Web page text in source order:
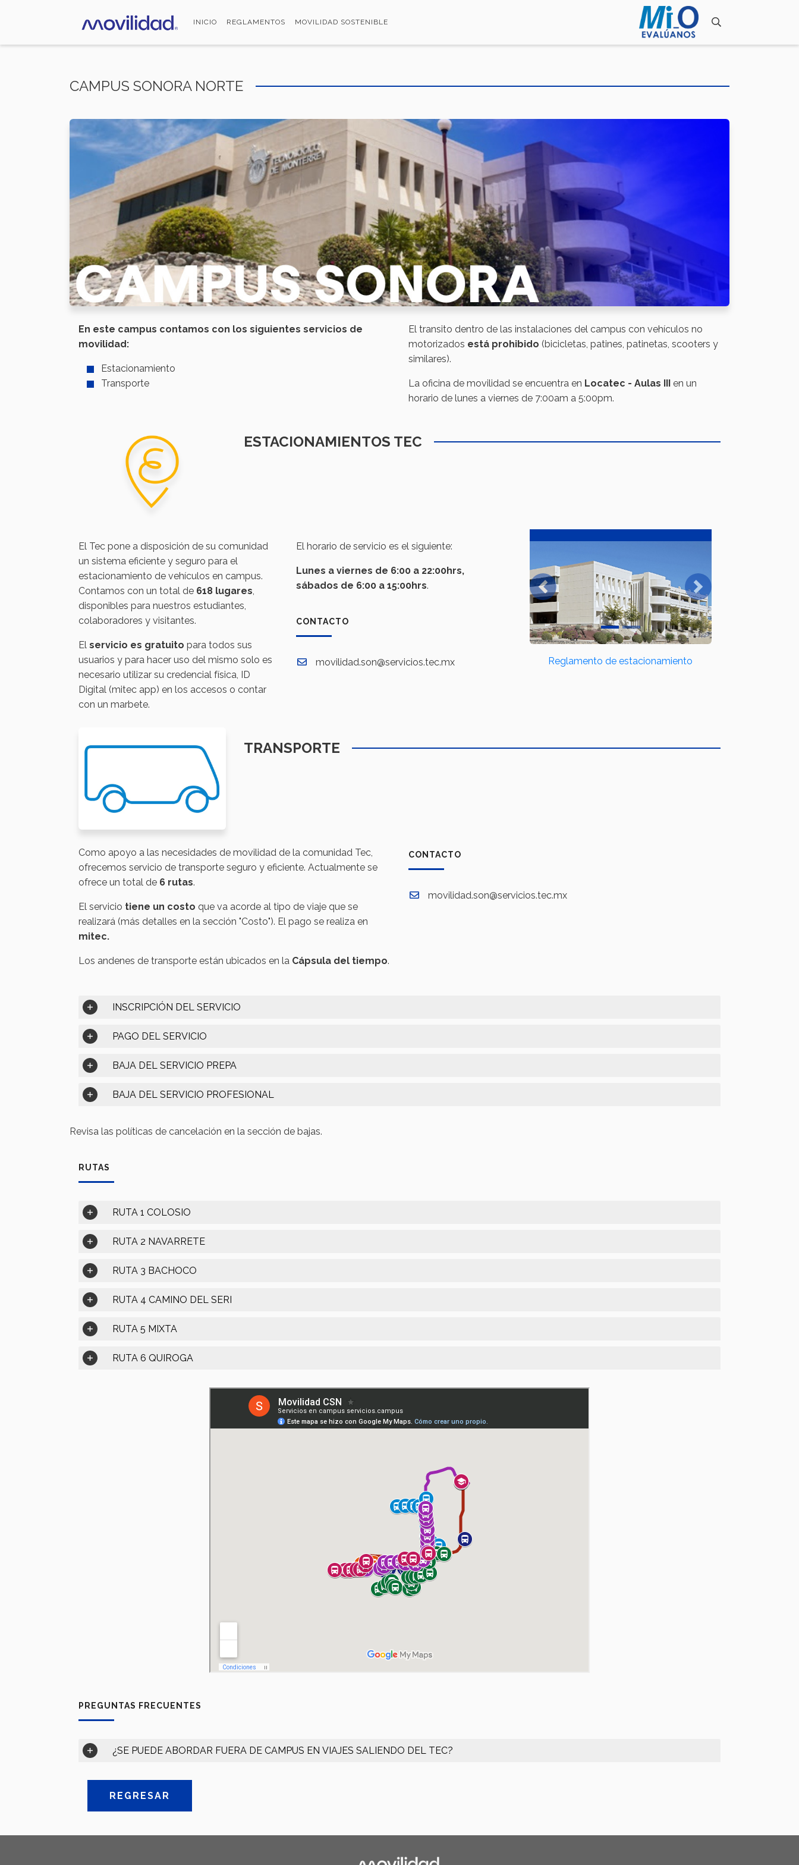
INICIO REGLAMENTOS MOVILIDAD SOSTENIBLE
CAMPUS SONORA NORTE
En este campus contamos con los siguientes servicios de
movilidad:
Estacionamiento
Transporte
El transito dentro de las instalaciones del campus con vehículos no
motorizados está prohibido (bicicletas, patines, patinetas, scooters y
similares).
La oficina de movilidad se encuentra en Locatec - Aulas III en un
horario de lunes a viernes de 7:00am a 5:00pm.
ESTACIONAMIENTOS TEC
El Tec pone a disposición de su comunidad
un sistema eficiente y seguro para el
estacionamiento de vehículos en campus.
Contamos con un total de 618 lugares,
disponibles para nuestros estudiantes,
colaboradores y visitantes.
El servicio es gratuito para todos sus
usuarios y para hacer uso del mismo solo es
necesario utilizar su credencial física, ID
Digital (mitec app) en los accesos o contar
con un marbete.
El horario de servicio es el siguiente:
Lunes a viernes de 6:00 a 22:00hrs,
sábados de 6:00 a 15:00hrs.
CONTACTO
movilidad.son@servicios.tec.mx
Previous Next
Reglamento de estacionamiento
TRANSPORTE
Como apoyo a las necesidades de movilidad de la comunidad Tec,
ofrecemos servicio de transporte seguro y eficiente. Actualmente se
ofrece un total de 6 rutas.
El servicio tiene un costo que va acorde al tipo de viaje que se
realizará (más detalles en la sección "Costo"). El pago se realiza en
mitec.
Los andenes de transporte están ubicados en la Cápsula del tiempo.
CONTACTO
movilidad.son@servicios.tec.mx
INSCRIPCIÓN DEL SERVICIO
PAGO DEL SERVICIO
BAJA DEL SERVICIO PREPA
BAJA DEL SERVICIO PROFESIONAL
Revisa las políticas de cancelación en la sección de bajas.
RUTAS
RUTA 1 COLOSIO
RUTA 2 NAVARRETE
RUTA 3 BACHOCO
RUTA 4 CAMINO DEL SERI
RUTA 5 MIXTA
RUTA 6 QUIROGA
PREGUNTAS FRECUENTES
¿SE PUEDE ABORDAR FUERA DE CAMPUS EN VIAJES SALIENDO DEL TEC?
REGRESAR